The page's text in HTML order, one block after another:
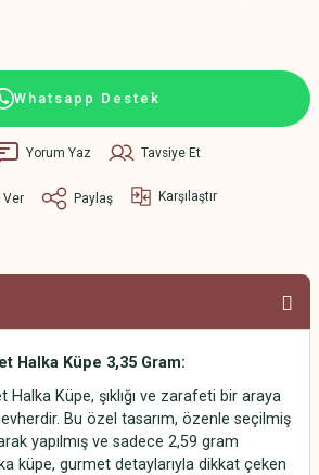
Whatsapp Destek
Yorum Yaz Tavsiye Et
Ver Paylaş Karşılaştır
Halka Küpe 3,35 Gram:
Halka Küpe, şıklığı ve zarafeti bir araya
Bu özel tasarım, özenle seçilmiş
yapılmış ve sadece 2,59 gram
küpe, gurmet detaylarıyla dikkat çeken